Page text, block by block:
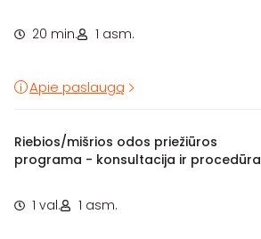
20 min. 1 asm.
Apie paslaugą
Riebios/mišrios odos priežiūros
programa - konsultacija ir procedūra
1 val. 1 asm.